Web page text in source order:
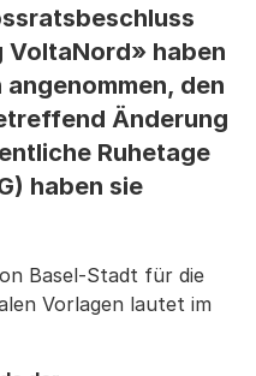
haben
den
Änderung
Ruhetage
haben sie
Basel-Stadt für die
Vorlagen lautet im